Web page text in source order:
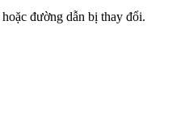
đường dẫn bị thay đổi.